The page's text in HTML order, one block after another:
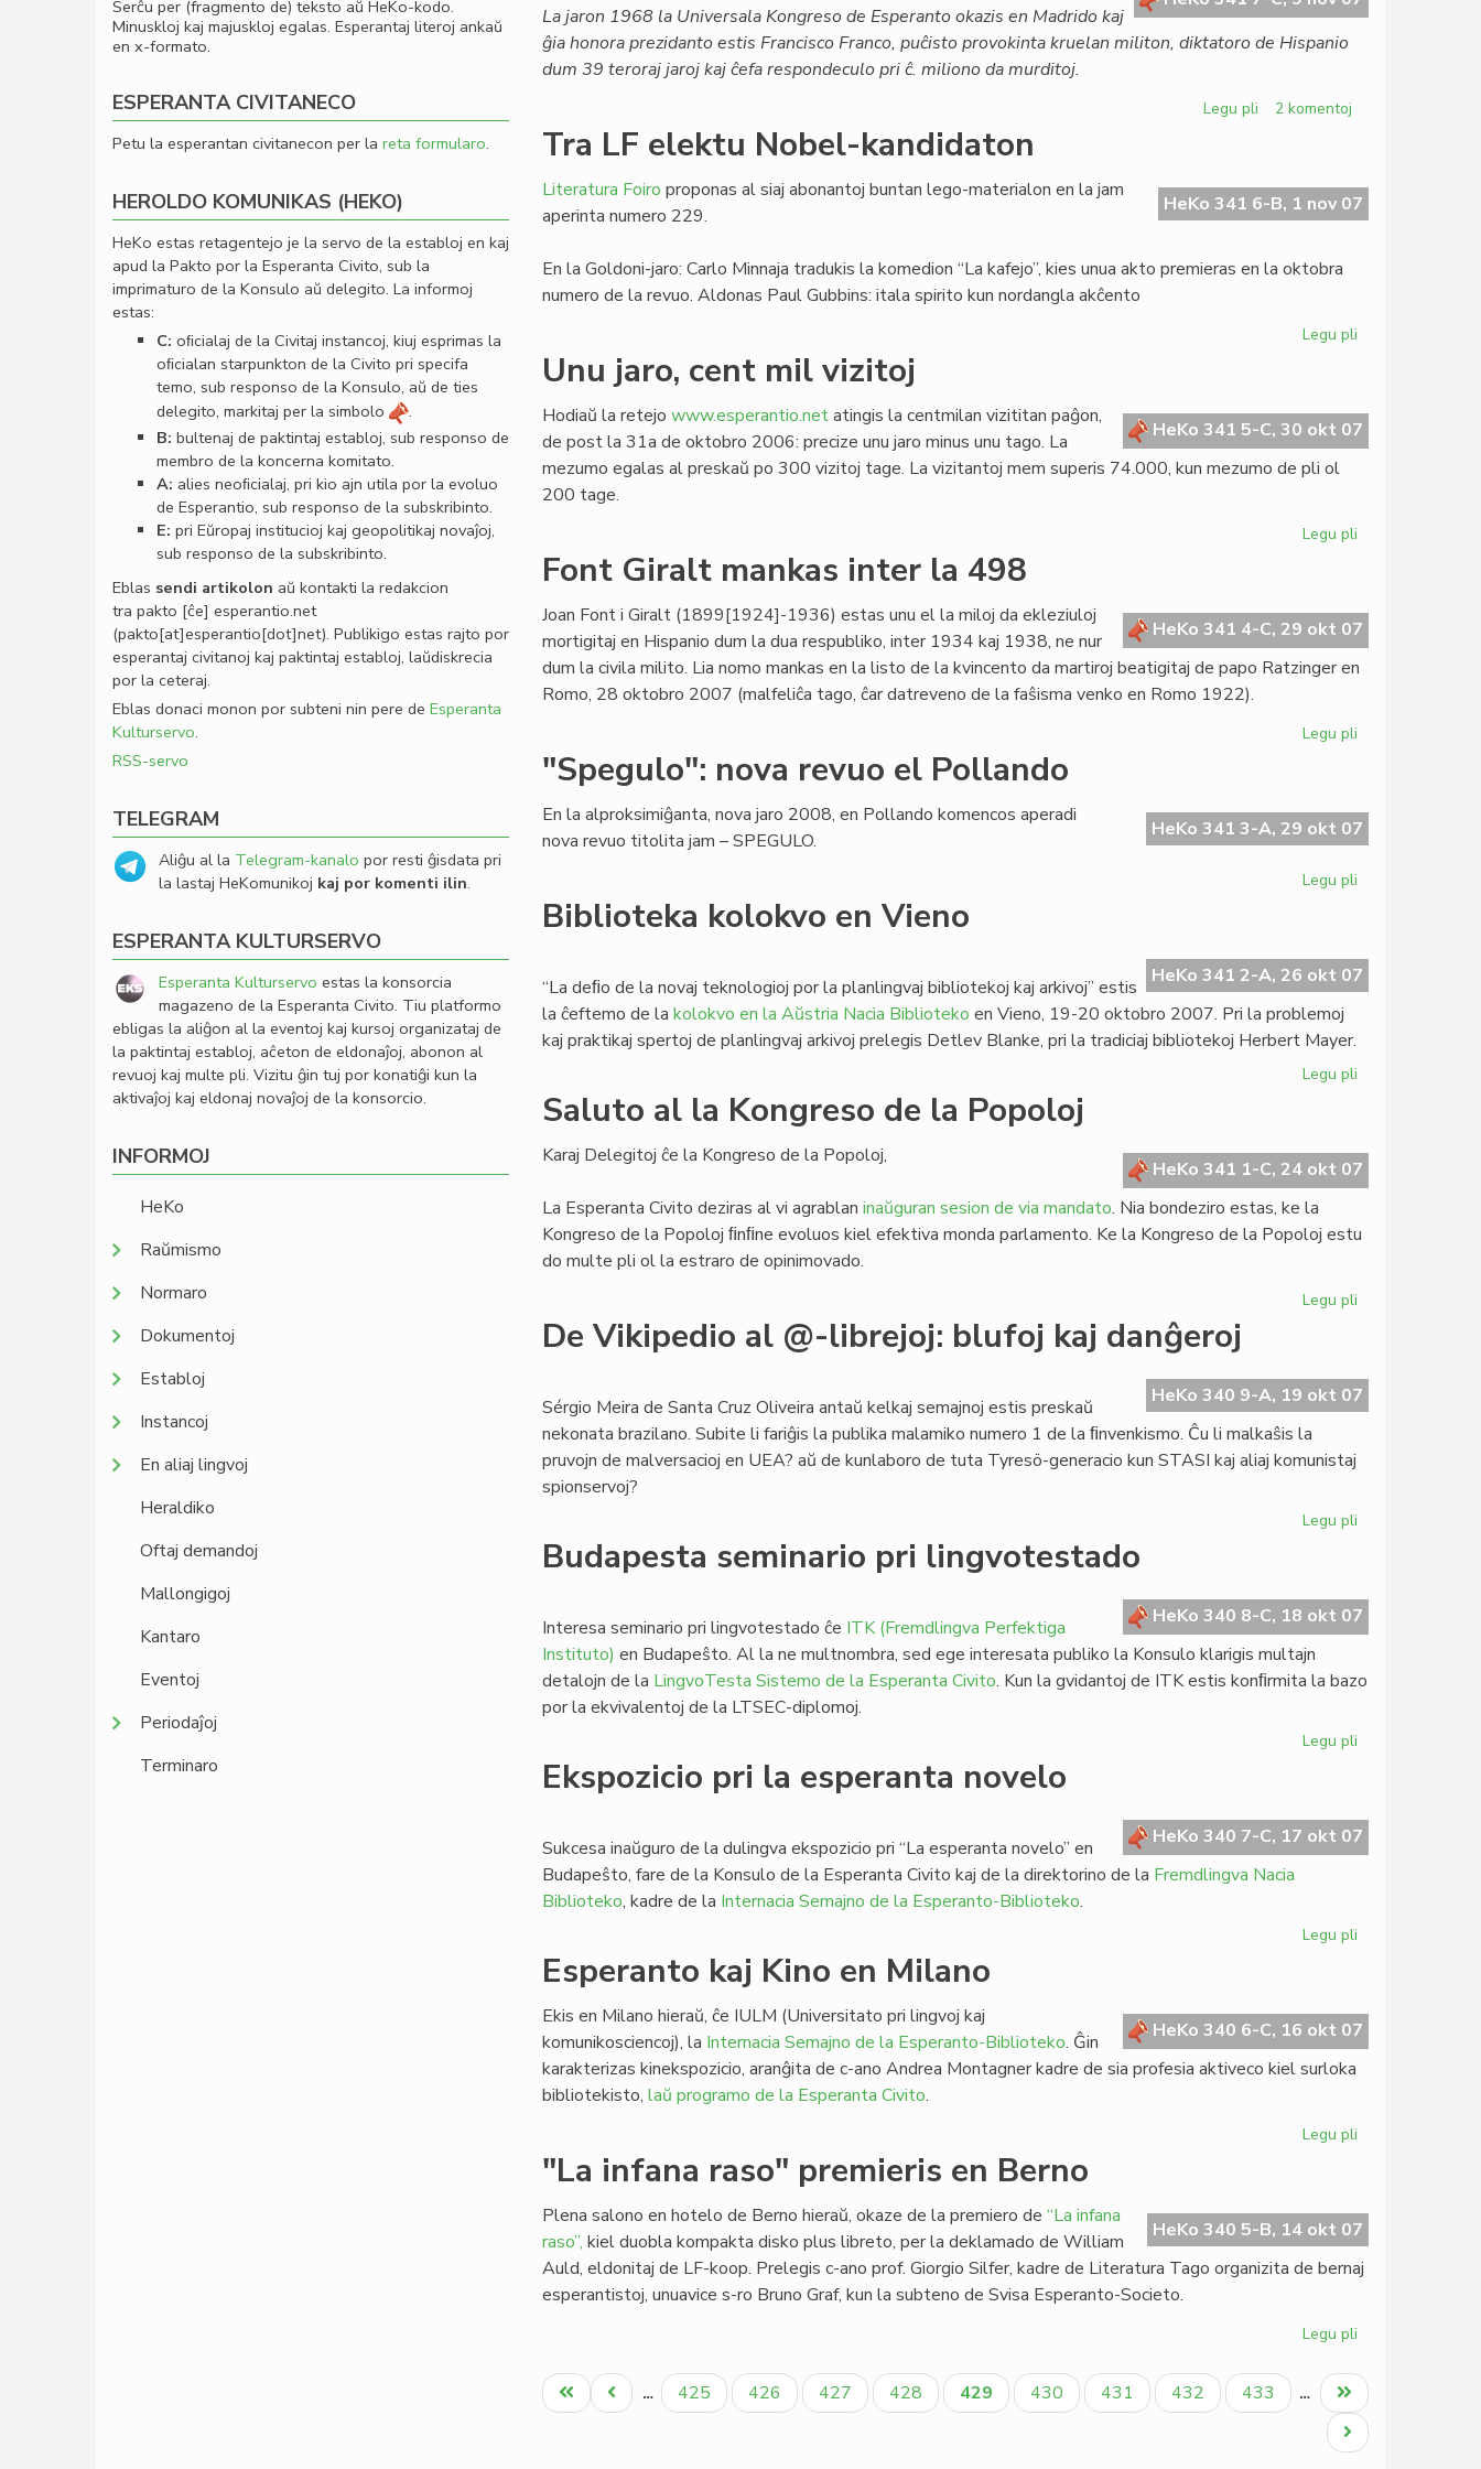
La jaron 1968 la Universala Kongreso de Esperanto okazis en Madrido kaj
ĝia honora prezidanto estis Francisco Franco, puĉisto provokinta kruelan militon, diktatoro de Hispanio
dum 39 teroraj jaroj kaj ĉefa respondeculo pri ĉ. miliono da murditoj.
Legu pli
proteston
pri
2 komentoj
Tra LF elektu Nobel-kandidaton
HeKo 341 6-B, 1 nov 07
Literatura Foiro proponas al siaj abonantoj buntan lego-materialon en la jam
aperinta numero 229.
En la Goldoni-jaro: Carlo Minnaja tradukis la komedion “La kafejo”, kies unua akto premieras en la oktobra
numero de la revuo. Aldonas Paul Gubbins: itala spirito kun nordangla akĉento
Legu pli
Nobel-
kandidaton
Unu jaro, cent mil vizitoj
HeKo 341 5-C, 30 okt 07
Hodiaŭ la retejo www.esperantio.netatingis la centmilan vizititan paĝon,
de post la 31a de oktobro 2006: precize unu jaro minus unu tago. La
mezumo egalas al preskaŭ po 300 vizitoj tage. La vizitantoj mem superis 74.000, kun mezumo de pli ol
200 tage.
Legu pli
mil
vizitoj
Font Giralt mankas inter la 498
HeKo 341 4-C, 29 okt 07
Joan Font i Giralt (1899[1924]-1936) estas unu el la miloj da ekleziuloj
mortigitaj en Hispanio dum la dua respubliko, inter 1934 kaj 1938, ne nur
dum la civila milito. Lia nomo mankas en la listo de la kvincento da martiroj beatigitaj de papo Ratzinger en
Romo, 28 oktobro 2007 (malfeliĉa tago, ĉar datreveno de la faŝisma venko en Romo 1922).
Legu pli
inter
la
"Spegulo": nova revuo el Pollando
HeKo 341 3-A, 29 okt 07
En la alproksimiĝanta, nova jaro 2008, en Pollando komencos aperadi
nova revuo titolita jam – SPEGULO.
Legu pli
el
Pollando
Biblioteka kolokvo en Vieno
HeKo 341 2-A, 26 okt 07
“La deﬁo de la novaj teknologioj por la planlingvaj bibliotekoj kaj arkivoj” estis
la ĉeftemo de la kolokvo en la Aŭstria Nacia Biblioteko en Vieno, 19-20 oktobro 2007. Pri la problemoj
kaj praktikaj spertoj de planlingvaj arkivoj prelegis Detlev Blanke, pri la tradiciaj bibliotekoj Herbert Mayer.
Legu pli
Vieno
Saluto al la Kongreso de la Popoloj
HeKo 341 1-C, 24 okt 07
Karaj Delegitoj ĉe la Kongreso de la Popoloj,
La Esperanta Civito deziras al vi agrablan inaŭguran sesion de via mandato. Nia bondeziro estas, ke la
Kongreso de la Popoloj ﬁnﬁne evoluos kiel efektiva monda parlamento. Ke la Kongreso de la Popoloj estu
do multe pli ol la estraro de opinimovado.
Legu pli
Kongreso
de
De Vikipedio al @-librejoj: blufoj kaj danĝeroj
HeKo 340 9-A, 19 okt 07
Sérgio Meira de Santa Cruz Oliveira antaŭ kelkaj semajnoj estis preskaŭ
nekonata brazilano. Subite li fariĝis la publika malamiko numero 1 de la ﬁnvenkismo. Ĉu li malkaŝis la
pruvojn de malversacioj en UEA? aŭ de kunlaboro de tuta Tyresö-generacio kun STASI kaj aliaj komunistaj
spionservoj?
Legu pli
@-
librejoj:
kaj
Budapesta seminario pri lingvotestado
HeKo 340 8-C, 18 okt 07
Interesa seminario pri lingvotestado ĉe ITK (Fremdlingva Perfektiga
Instituto) en Budapeŝto. Al la ne multnombra, sed ege interesata publiko la Konsulo klarigis multajn
detalojn de la LingvoTesta Sistemo de la Esperanta Civito. Kun la gvidantoj de ITK estis konﬁrmita la bazo
por la ekvivalentoj de la LTSEC-diplomoj.
Legu pli
lingvotestado
Ekspozicio pri la esperanta novelo
HeKo 340 7-C, 17 okt 07
Sukcesa inaŭguro de la dulingva ekspozicio pri “La esperanta novelo” en
Budapeŝto, fare de la Konsulo de la Esperanta Civito kaj de la direktorino de la Fremdlingva Nacia
Biblioteko, kadre de la Internacia Semajno de la Esperanto-Biblioteko.
Legu pli
esperanta
novelo
Esperanto kaj Kino en Milano
HeKo 340 6-C, 16 okt 07
Ekis en Milano hieraŭ, ĉe IULM (Universitato pri lingvoj kaj
komunikosciencoj), la Internacia Semajno de la Esperanto-Biblioteko. Ĝin
karakterizas kinekspozicio, aranĝita de c-ano Andrea Montagner kadre de sia profesia aktiveco kiel surloka
bibliotekisto, laŭ programo de la Esperanta Civito.
Legu pli
en
Milano
"La infana raso" premieris en Berno
HeKo 340 5-B, 14 okt 07
Plena salono en hotelo de Berno hieraŭ, okaze de la premiero de “La infana
raso”, kiel duobla kompakta disko plus libreto, per la deklamado de William
Auld, eldonitaj de LF-koop. Prelegis c-ano prof. Giorgio Silfer, kadre de Literatura Tago organizita de bernaj
esperantistoj, unuavice s-ro Bruno Graf, kun la subteno de Svisa Esperanto-Societo.
Legu pli
infana
raso"
premieris
en
Pagination
Unua
paĝo
Antaŭa
paĝo
… Paĝo
425 Paĝo
426 Paĝo
427 Paĝo
428
Aktuala
paĝo
429 Paĝo
430 Paĝo
431 Paĝo
432 Paĝo
433 …
Last
page
Next
page
Serĉu per (fragmento de) teksto aŭ HeKo-kodo.
Minuskloj kaj majuskloj egalas. Esperantaj literoj ankaŭ
en x-formato.
ESPERANTA CIVITANECO
Petu la esperantan civitanecon per la reta formularo.
HEROLDO KOMUNIKAS (HEKO)
HeKo estas retagentejo je la servo de la establoj en kaj
apud la Pakto por la Esperanta Civito, sub la
imprimaturo de la Konsulo aŭ delegito. La informoj
estas:
C: oﬁcialaj de la Civitaj instancoj, kiuj esprimas la
oﬁcialan starpunkton de la Civito pri specifa
temo, sub responso de la Konsulo, aŭ de ties
delegito, markitaj per la simbolo
.
B: bultenaj de paktintaj establoj, sub responso de
membro de la koncerna komitato.
A: alies neoﬁcialaj, pri kio ajn utila por la evoluo
de Esperantio, sub responso de la subskribinto.
E: pri Eŭropaj institucioj kaj geopolitikaj novaĵoj,
sub responso de la subskribinto.
Eblas sendi artikolon aŭ kontakti la redakcion
tra pakto [ĉe] esperantio.net
(pakto[at]esperantio[dot]net). Publikigo estas rajto por
esperantaj civitanoj kaj paktintaj establoj, laŭdiskrecia
por la ceteraj.
Eblas donaci monon por subteni nin pere de Esperanta
Kulturservo.
RSS-servo
TELEGRAM
Aliĝu al la Telegram-kanalo por resti ĝisdata pri
la lastaj HeKomunikoj kaj por komenti ilin.
ESPERANTA KULTURSERVO
Esperanta Kulturservo estas la konsorcia
magazeno de la Esperanta Civito. Tiu platformo
ebligas la aliĝon al la eventoj kaj kursoj organizataj de
la paktintaj establoj, aĉeton de eldonaĵoj, abonon al
revuoj kaj multe pli. Vizitu ĝin tuj por konatiĝi kun la
aktivaĵoj kaj eldonaj novaĵoj de la konsorcio.
INFORMOJ
HeKo
Raŭmismo
Normaro
Dokumentoj
Establoj
Instancoj
En aliaj lingvoj
Heraldiko
Oftaj demandoj
Mallongigoj
Kantaro
Eventoj
Periodaĵoj
Terminaro